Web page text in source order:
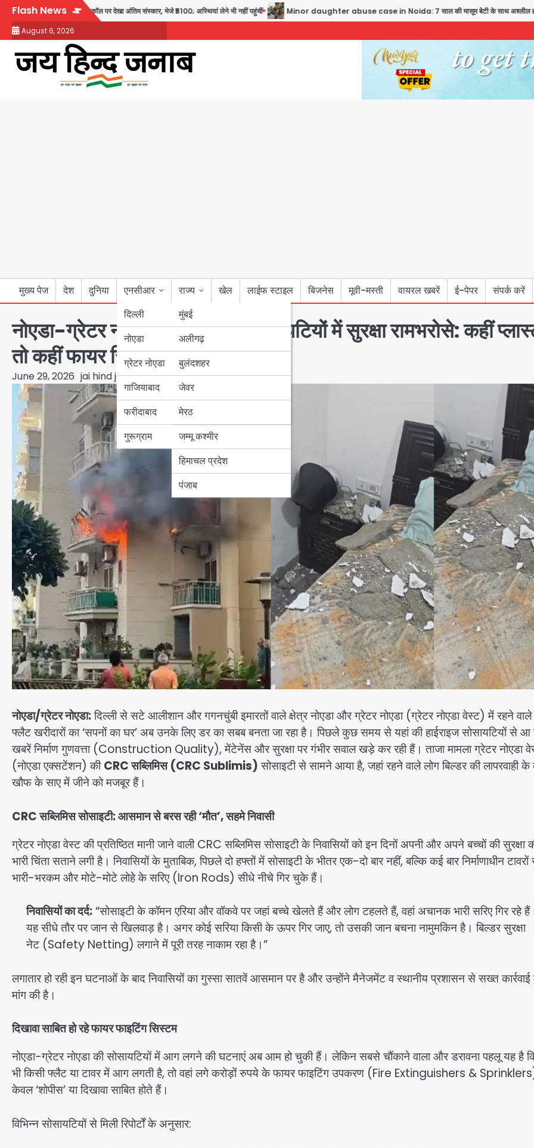
Skip
content
Flash News
ने वीडियो कॉल पर देखा अंतिम संस्कार, भेजे ₹5100; अस्थियां लेने भी नहीं पहुंचीं Minor daughter abuse case in Noida: 7 साल की मासूम बेटी के साथ अश्लील हरकत करने वाले पिता
August 6, 2026
मुख्य पेज देश दुनिया
एनसीआर
दिल्ली
नोएडा
ग्रेटर नोएडा
गाजियाबाद
फरीदाबाद
गुरूग्राम
राज्य
मुंबई
उत्तर प्रदेश
अलीगढ़
बुलंदशहर
जेवर
मेरठ
बिहार
पंजाब
हरियाणा
जम्मू कश्मीर
हिमाचल प्रदेश
पंजाब
खेल लाईफ स्टाइल बिजनेस मूवी-मस्ती वायरल खबरें ई-पेपर संपर्क करें
नोएडा-ग्रेटर नोएडा की हाईराइज सोसायटियों में सुरक्षा रामभरोसे: कहीं
तो कहीं फायर सिस्टम फेल
June 29, 2026 jai hind janab
नोएडा/ग्रेटर नोएडा:दिल्ली से सटे आलीशान और गगनचुंबी इमारतों वाले क्षेत्र नोएडा और ग्रेटर नोएडा (ग्रेटर नोएडा वेस्ट) में रहने
फ्लैट खरीदारों का ‘सपनों का घर’ अब उनके लिए डर का सबब बनता जा रहा है। पिछले कुछ समय से यहां की हाईराइज सोसायटियों से आ
खबरें निर्माण गुणवत्ता (Construction Quality), मेंटेनेंस और सुरक्षा पर गंभीर सवाल खड़े कर रही हैं। ताजा मामला ग्रेटर नोएडा
(नोएडा एक्सटेंशन) कीCRC सब्लिमिस (CRC Sublimis)सोसाइटी से सामने आया है, जहां रहने वाले लोग बिल्डर की लापरवाही
खौफ के साए में जीने को मजबूर हैं।
CRC सब्लिमिस सोसाइटी: आसमान से बरस रही ‘मौत’, सहमे निवासी
ग्रेटर नोएडा वेस्ट की प्रतिष्ठित मानी जाने वाली CRC सब्लिमिस सोसाइटी के निवासियों को इन दिनों अपनी और अपने बच्चों की सुरक्षा
भारी चिंता सताने लगी है। निवासियों के मुताबिक, पिछले दो हफ्तों में सोसाइटी के भीतर एक-दो बार नहीं, बल्कि कई बार निर्माणाधीन
भारी-भरकम और मोटे-मोटे लोहे के सरिए (Iron Rods) सीधे नीचे गिर चुके हैं।
निवासियों का दर्द:“सोसाइटी के कॉमन एरिया और वॉकवे पर जहां बच्चे खेलते हैं और लोग टहलते हैं, वहां अचानक भारी सरिए गिर रहे
यह सीधे तौर पर जान से खिलवाड़ है। अगर कोई सरिया किसी के ऊपर गिर जाए, तो उसकी जान बचना नामुमकिन है। बिल्डर सुरक्षा
नेट (Safety Netting) लगाने में पूरी तरह नाकाम रहा है।”
लगातार हो रही इन घटनाओं के बाद निवासियों का गुस्सा सातवें आसमान पर है और उन्होंने मैनेजमेंट व स्थानीय प्रशासन से सख्त कार्रवाई
मांग की है।
दिखावा साबित हो रहे फायर फाइटिंग सिस्टम
नोएडा-ग्रेटर नोएडा की सोसायटियों में आग लगने की घटनाएं अब आम हो चुकी हैं। लेकिन सबसे चौंकाने वाला और डरावना पहलू यह है
भी किसी फ्लैट या टावर में आग लगती है, तो वहां लगे करोड़ों रुपये के फायर फाइटिंग उपकरण (Fire Extinguishers &
केवल ‘शोपीस’ या दिखावा साबित होते हैं।
विभिन्न सोसायटियों से मिली रिपोर्टों के अनुसार: